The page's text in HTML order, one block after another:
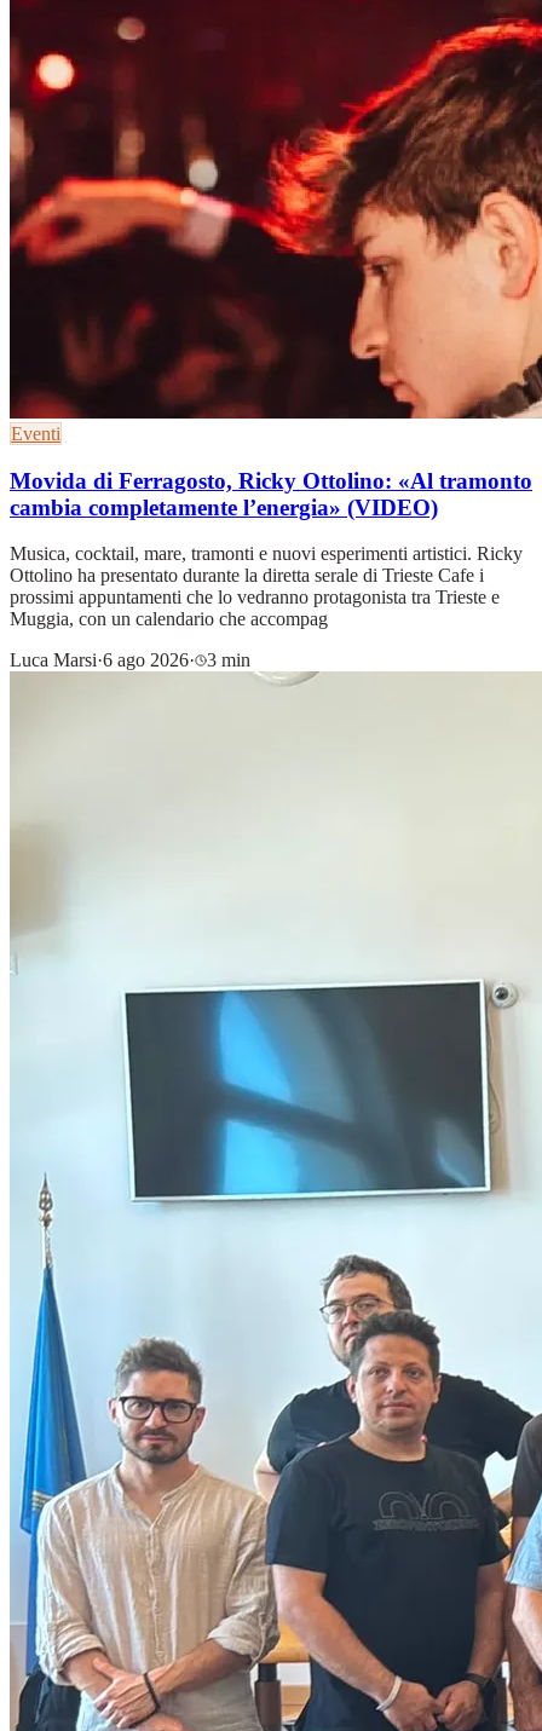
Eventi
Movida di Ferragosto, Ricky Ottolino: «Al tramonto
cambia completamente l’energia» (VIDEO)
Musica, cocktail, mare, tramonti e nuovi esperimenti artistici. Ricky
Ottolino ha presentato durante la diretta serale di Trieste Cafe i
prossimi appuntamenti che lo vedranno protagonista tra Trieste e
Muggia, con un calendario che accompag
Luca Marsi·6 ago 2026· 3 min